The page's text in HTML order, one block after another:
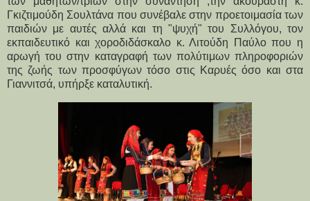
Γκιζτιμούδη Σουλτάνα που συνέβαλε στην προετοιμασία των
παιδιών με αυτές αλλά και τη "ψυχή" του Συλλόγου, τον
εκπαιδευτικό και χοροδιδάσκαλο κ. Λιτούδη Παύλο που η
αρωγή του στην καταγραφή των πολύτιμων πληροφοριών
της ζωής των προσφύγων τόσο στις Καρυές όσο και στα
Γιαννιτσά, υπήρξε καταλυτική.